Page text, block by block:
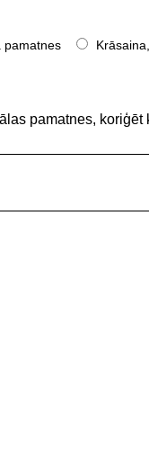
pamatnes
pamatnes, koriģēt